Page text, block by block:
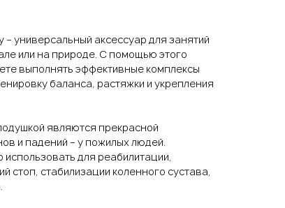
универсальный аксессуар для занятий
или на природе. С помощью этого
выполнять эффективные комплексы
баланса, растяжки и укрепления
являются прекрасной
и падений – у пожилых людей.
для реабилитации,
стоп, стабилизации коленного сустава,